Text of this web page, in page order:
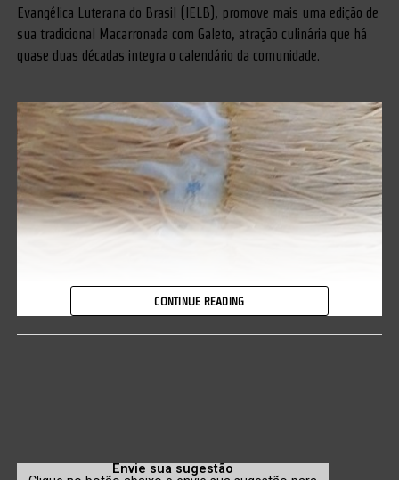
Evangélica Luterana do Brasil (IELB), promove mais uma edição de
sua tradicional Macarronada com Galeto, atração culinária que há
quase duas décadas integra o calendário da comunidade.
(65) 99684-8357.(Veja anúncio imagem ao final do texto
CONTINUE READING
Envie sua sugestão